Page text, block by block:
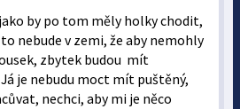
by po tom měly holky chodit,
nebude v zemi, že aby nemohly
zbytek budou mít
je nebudu moct mít puštěný,
nechci, aby mi je něco